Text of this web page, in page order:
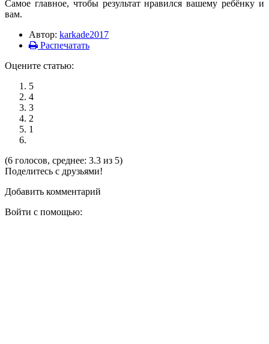
Самое главное, чтобы результат нравился вашему ребёнку и
вам.
Автор: karkade2017
Распечатать
Оцените статью:
5
4
3
2
1
(6 голосов, среднее: 3.3 из 5)
Поделитесь с друзьями!
Добавить комментарий
Войти с помощью: